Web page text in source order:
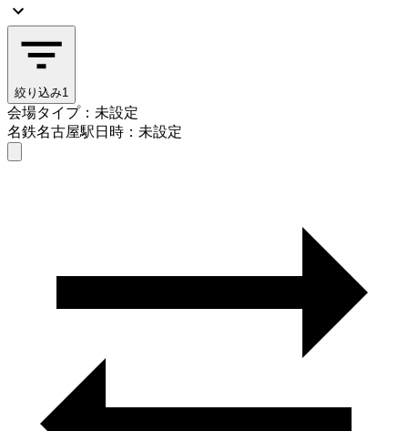
絞り込み1
会場タイプ：未設定
名鉄名古屋駅日時：未設定